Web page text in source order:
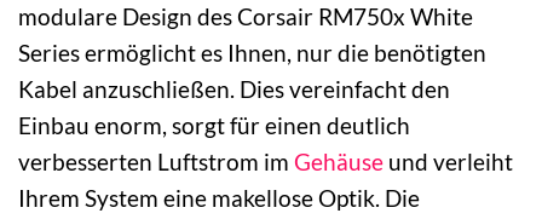
modulare Design des Corsair RM750x White
Series ermöglicht es Ihnen, nur die benötigten
Kabel anzuschließen. Dies vereinfacht den
Einbau enorm, sorgt für einen deutlich
verbesserten Luftstrom im Gehäuse und verleiht
Ihrem System eine makellose Optik. Die